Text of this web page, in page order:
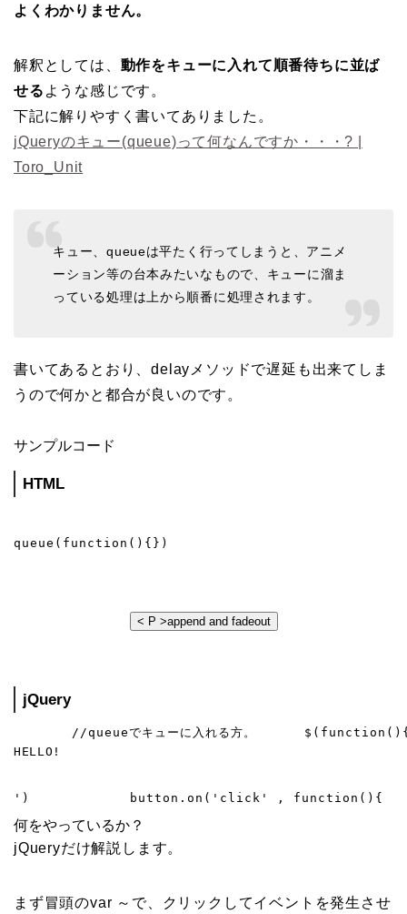
よくわかりません。
解釈としては、 動作をキューに入れて順番待ちに並ば
せる ような感じです。
下記に解りやすく書いてありました。
jQueryのキュー(queue)って何なんですか・・・? |
Toro_Unit
キュー、queueは平たく行ってしまうと、アニメ
ーション等の台本みたいなもので、キューに溜ま
っている処理は上から順番に処理されます。
書いてあるとおり、delayメソッドで遅延も出来てしま
うので何かと都合が良いのです。
サンプルコード
HTML
queue(function(){})
< P >append and fadeout
jQuery
HELLO!
何をやっているか？
jQueryだけ解説します。
まず冒頭のvar ～で、クリックしてイベントを発生させ